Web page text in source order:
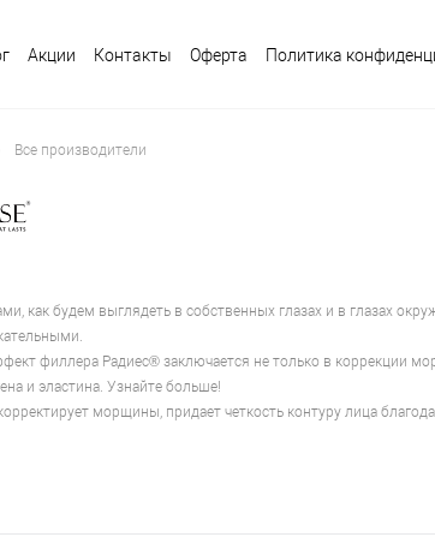
Акции Контакты Оферта Политика
Все производители
как будем выглядеть в собственных глазах и в глазах
филлера Радиес® заключается не только в коррекции
и эластина. Узнайте больше!
морщины, придает четкость контуру лица